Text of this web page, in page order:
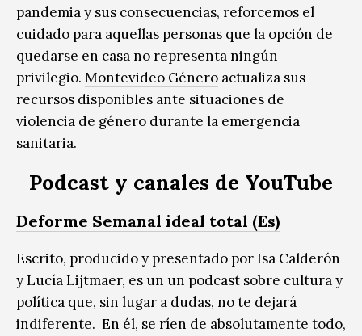
pandemia y sus consecuencias, reforcemos el
cuidado para aquellas personas que la opción de
quedarse en casa no representa ningún
privilegio. Montevideo Género actualiza sus
recursos disponibles ante situaciones de
violencia de género durante la emergencia
sanitaria.
Podcast y canales de YouTube
Deforme Semanal ideal total (Es)
Escrito, producido y presentado por Isa Calderón
y Lucía Lijtmaer, es un un podcast sobre cultura y
política que, sin lugar a dudas, no te dejará
indiferente. En él, se ríen de absolutamente todo,